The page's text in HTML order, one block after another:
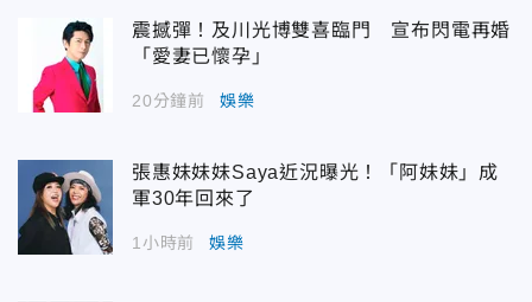
震撼彈！及川光博雙喜臨門 宣布閃電再婚
「愛妻已懷孕」
20分鐘前 娛樂
張惠妹妹妹Saya近況曝光！「阿妹妹」成
軍30年回來了
1小時前 娛樂